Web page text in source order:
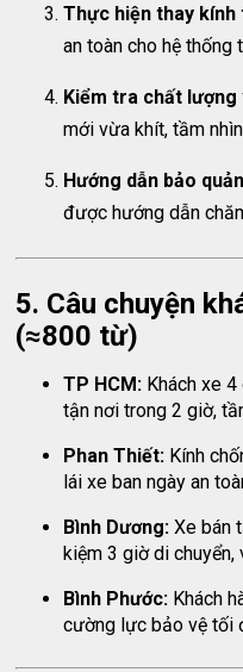
Thực hiện thay kính
an toàn cho hệ thống
Kiểm tra chất lượng
mới vừa khít, tầm
Hướng dẫn bảo
được hướng dẫn
5. Câu chuyện
(≈800 từ)
TP HCM: Khách xe
tận nơi trong 2 giờ,
Phan Thiết: Kính
lái xe ban ngày an
Bình Dương: Xe bán
kiệm 3 giờ di
Bình Phước: Khách
cường lực bảo vệ tối